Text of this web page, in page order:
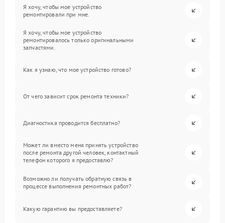
Я хочу, чтобы мое устройство
ремонтировали при мне.
Я хочу, чтобы мое устройство
ремонтировалось только оригинальными
запчастями.
Как я узнаю, что мое устройство готово?
От чего зависит срок ремонта техники?
Диагностика проводится бесплатно?
Может ли вместо меня принять устройство
после ремонта другой человек, контактный
телефон которого я предоставлю?
Возможно ли получать обратную связь в
процессе выполнения ремонтных работ?
Какую гарантию вы предоставляете?